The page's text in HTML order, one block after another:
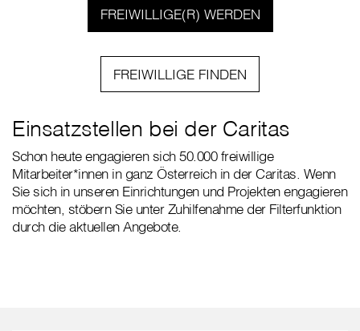
FREIWILLIGE(R) WERDEN
FREIWILLIGE FINDEN
Einsatzstellen bei der Caritas
Schon heute engagieren sich 50.000 freiwillige
Mitarbeiter*innen in ganz Österreich in der Caritas. Wenn
Sie sich in unseren Einrichtungen und Projekten engagieren
möchten, stöbern Sie unter Zuhilfenahme der Filterfunktion
durch die aktuellen Angebote.